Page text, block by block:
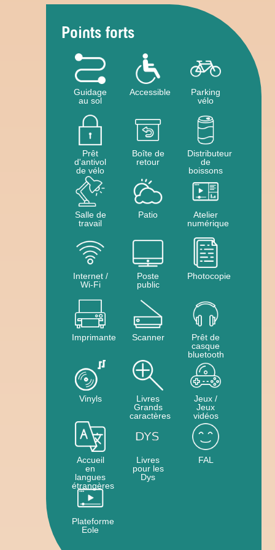
Points forts
Guidage
au sol
Accessible
Parking
vélo
Prêt
d'antivol
de vélo
Boîte de
retour
Distributeur
de
boissons
Salle de
travail
Patio
Atelier
numérique
Internet /
Wi-Fi
Poste
public
Photocopie
Imprimante Scanner
Prêt de
casque
bluetooth
Vinyls
Livres
Grands
caractères
Jeux /
Jeux
vidéos
Accueil
en
langues
étrangères
Livres
pour les
Dys
FAL
Plateforme
Eole